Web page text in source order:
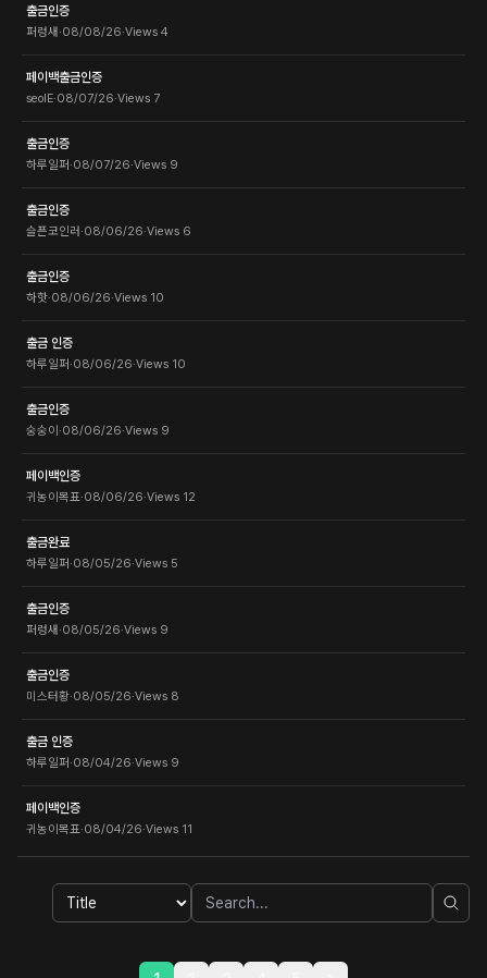
출금인증
퍼렁새 ·08/08/26·Views 4
페이백출금인증
seolE·08/07/26·Views 7
출금인증
하루일퍼·08/07/26·Views 9
출금인증
슬픈코인러·08/06/26·Views 6
출금인증
하핫·08/06/26·Views 10
출금 인증
하루일퍼·08/06/26·Views 10
출금인증
숭숭이·08/06/26·Views 9
페이백인증
귀농이목표·08/06/26·Views 12
출금완료
하루일퍼·08/05/26·Views 5
출금인증
퍼렁새 ·08/05/26·Views 9
출금인증
미스터황·08/05/26·Views 8
출금 인증
하루일퍼·08/04/26·Views 9
페이백인증
귀농이목표·08/04/26·Views 11